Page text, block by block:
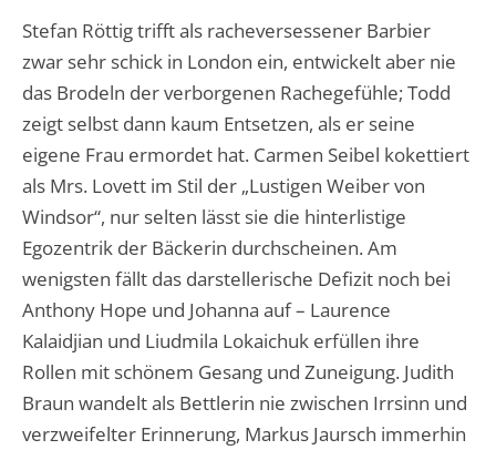
Stefan Röttig trifft als racheversessener Barbier
zwar sehr schick in London ein, entwickelt aber nie
das Brodeln der verborgenen Rachegefühle; Todd
zeigt selbst dann kaum Entsetzen, als er seine
eigene Frau ermordet hat. Carmen Seibel kokettiert
als Mrs. Lovett im Stil der „Lustigen Weiber von
Windsor“, nur selten lässt sie die hinterlistige
Egozentrik der Bäckerin durchscheinen. Am
wenigsten fällt das darstellerische Defizit noch bei
Anthony Hope und Johanna auf – Laurence
Kalaidjian und Liudmila Lokaichuk erfüllen ihre
Rollen mit schönem Gesang und Zuneigung. Judith
Braun wandelt als Bettlerin nie zwischen Irrsinn und
verzweifelter Erinnerung, Markus Jaursch immerhin